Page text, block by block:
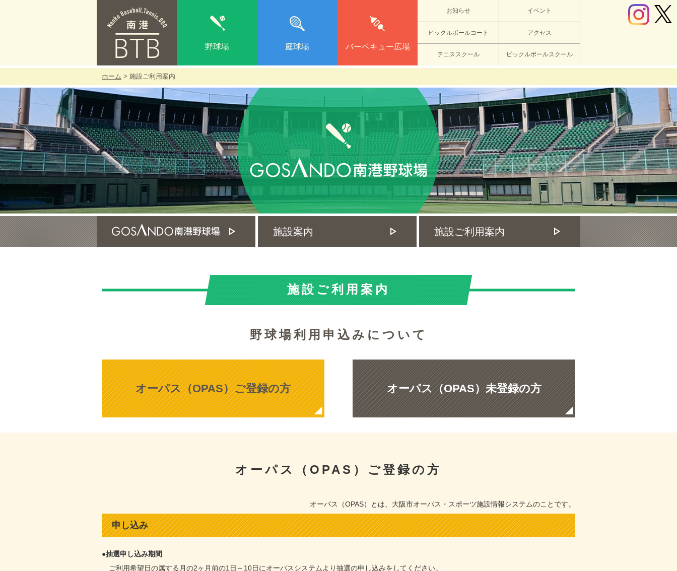
野球場 庭球場 バーベキュー広場
お知らせ イベント
ピックルボールコート アクセス
テニススクール ピックルボールスクール
ホーム > 施設ご利用案内
施設案内 施設ご利用案内
施設ご利用案内
野球場利用申込みについて
オーパス（OPAS）ご登録の方 オーパス（OPAS）未登録の方
オーパス（OPAS）ご登録の方
オーパス（OPAS）とは、大阪市オーパス・スポーツ施設情報システムのことです。
申し込み
●抽選申し込み期間
ご利用希望日の属する月の2ヶ月前の1日～10日にオーパスシステムより抽選の申し込みをしてください。